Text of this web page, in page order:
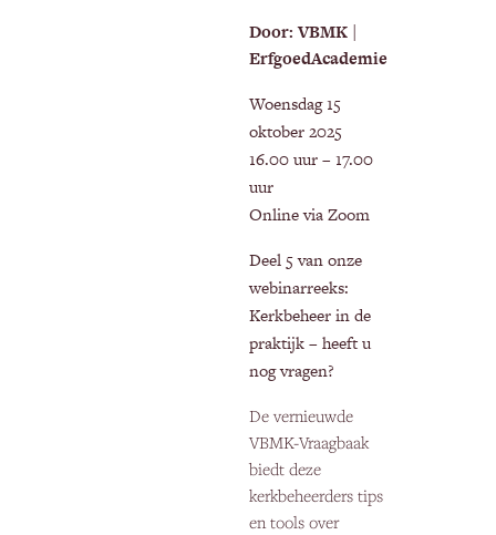
Door: VBMK |
ErfgoedAcademie
Woensdag 15
oktober 2025
16.00 uur – 17.00
uur
Online via Zoom
Deel 5 van onze
webinarreeks:
Kerkbeheer in de
praktijk – heeft u
nog vragen?
De vernieuwde
VBMK-Vraagbaak
biedt deze
kerkbeheerders tips
en tools over